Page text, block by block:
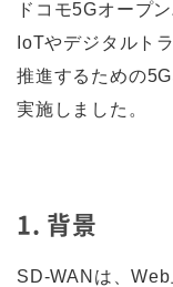
ドコモ5Gオープ
IoTやデジタルト
推進するための
実施しました。
1. 背景
SD-WANは、